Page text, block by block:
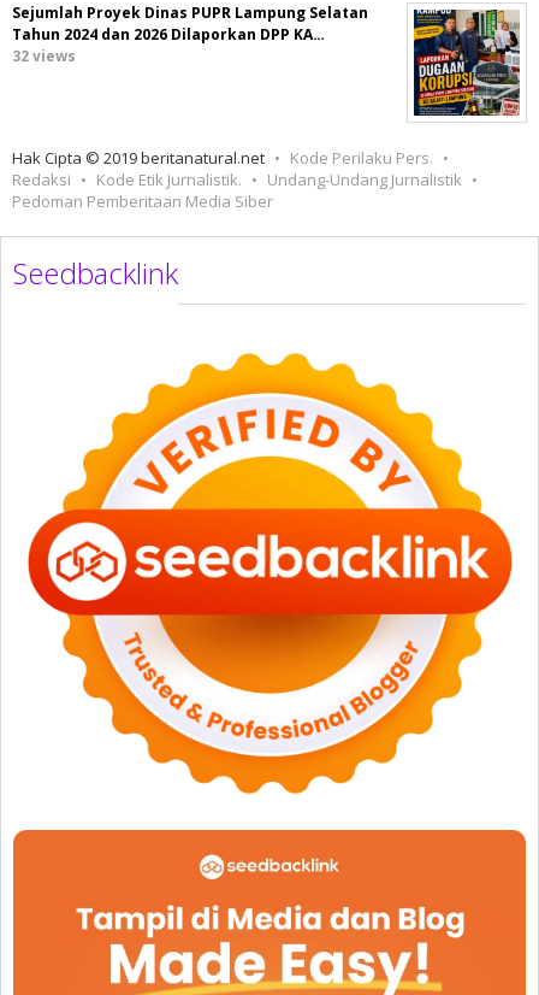
Sejumlah Proyek Dinas PUPR Lampung Selatan
Tahun 2024 dan 2026 Dilaporkan DPP KA…
32 views
Hak Cipta © 2019 beritanatural.net
Kode Perilaku Pers.
Redaksi
Kode Etik Jurnalistik.
Undang-Undang Jurnalistik
Pedoman Pemberitaan Media Siber
Seedbacklink